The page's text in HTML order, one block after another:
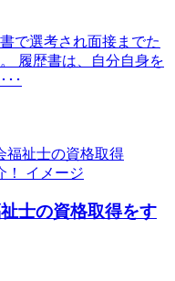
で選考され面接までた
履歴書は、自分自身を
･･
士の資格取得をす